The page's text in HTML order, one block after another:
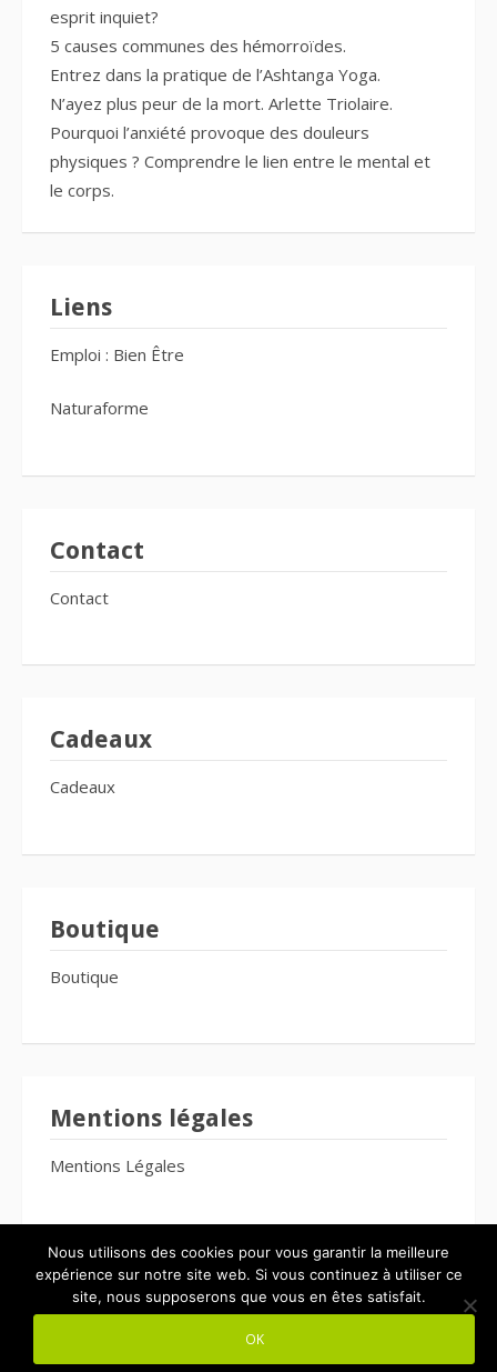
esprit inquiet?
5 causes communes des hémorroïdes.
Entrez dans la pratique de l’Ashtanga Yoga.
N’ayez plus peur de la mort. Arlette Triolaire.
Pourquoi l’anxiété provoque des douleurs
physiques ? Comprendre le lien entre le mental et
le corps.
Liens
Emploi : Bien Être
Naturaforme
Contact
Contact
Cadeaux
Cadeaux
Boutique
Boutique
Mentions légales
Mentions Légales
Thème Fooding par
Nous utilisons des cookies pour vous garantir la meilleure
expérience sur notre site web. Si vous continuez à utiliser ce
site, nous supposerons que vous en êtes satisfait.
OK